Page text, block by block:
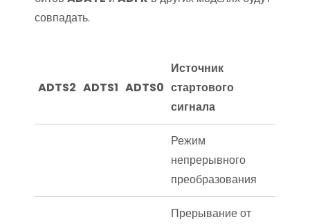
совпадать.
ADTS2 ADTS1 ADTS0
Источник
стартового
сигнала
Режим
непрерывного
преобразования
Прерывание от